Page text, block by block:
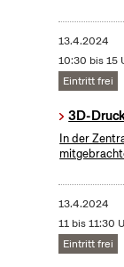
13.4.2024
10:30 bis 15
Eintritt frei
3D-
In der
13.4.2024
11 bis 11:30
Eintritt frei